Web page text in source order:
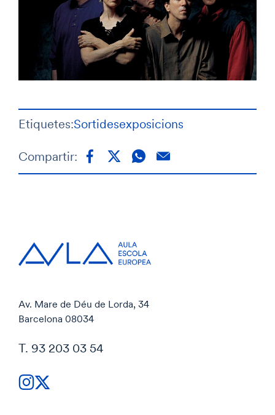
Etiquetes:Sortidesexposicions
Compartir:
Av. Mare de Déu de Lorda, 34
Barcelona 08034
T. 93 203 03 54